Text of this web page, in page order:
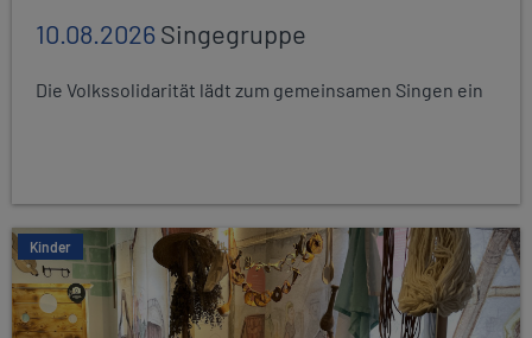
10.08.2026Singegruppe
Die Volkssolidarität lädt zum gemeinsamen Singen ein
Kinder